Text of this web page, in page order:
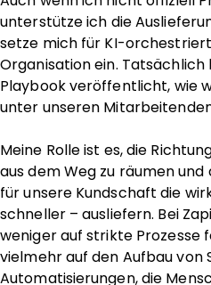
unterstütze ich die
setze mich für KI-
Organisation ein.
Playbook veröffentlicht, wie
unter unseren
Meine Rolle ist es, die
aus dem Weg zu räumen und
für unsere Kundschaft die
schneller – ausliefern. Bei
weniger auf strikte Prozesse
vielmehr auf den Aufbau von
Automatisierungen, die